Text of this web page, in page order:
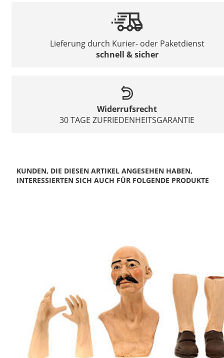
Lieferung durch Kurier- oder Paketdienst
schnell & sicher
Widerrufsrecht
30 TAGE ZUFRIEDENHEITSGARANTIE
KUNDEN, DIE DIESEN ARTIKEL ANGESEHEN HABEN,
INTERESSIERTEN SICH AUCH FÜR FOLGENDE PRODUKTE